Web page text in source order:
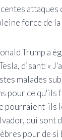
attaques
force de la
Trump a
disant: «
malades
pour ce qu'ils
pourraient-ils
qui sont
pour de si